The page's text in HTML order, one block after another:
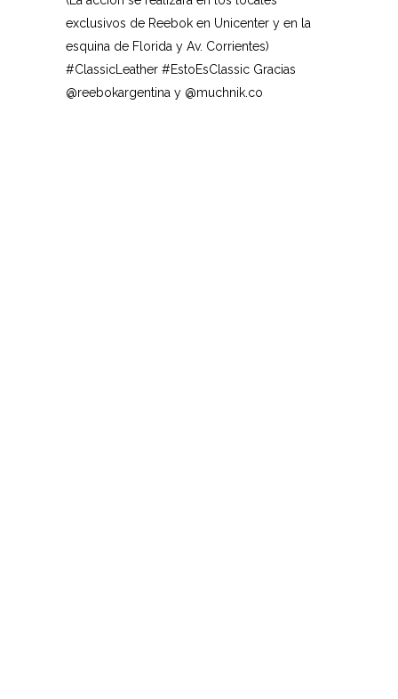
exclusivos de Reebok en Unicenter y en la
esquina de Florida y Av. Corrientes)
#ClassicLeather #EstoEsClassic Gracias
@reebokargentina y @muchnik.co